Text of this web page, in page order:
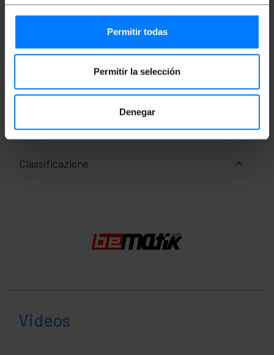
Permitir todas
Permitir la selección
Denegar
Peso lordo: 10 g
Dimensioni del prodotto (larghezza x
profondità x altezza): 2.9 x 1.4 x 1.4 cm
Numero di pacchi: 1
Dimensioni del pacchi: 2.9 x 1.4 x 1.4 cm
Documentazione
Classificazione
Videos